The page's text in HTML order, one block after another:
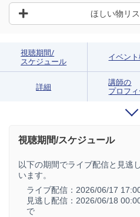
ほしい物リ
視聴期間/
スケジュール
イベン
詳細
講師の
プロフ
視聴期間/スケジュール
以下の期間でライブ配信と見逃
います。
ライブ配信： 2026/06/17
見逃し配信： 2026/06/18
で